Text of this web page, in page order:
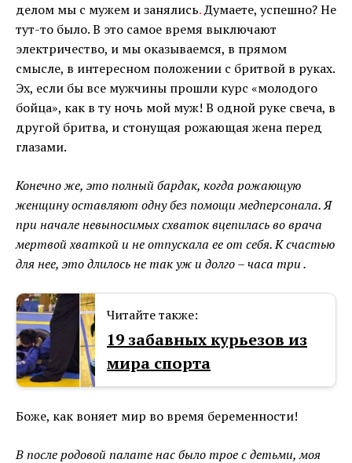
делом мы с мужем и занялись.Думаете, успешно? Не
тут-то было. В это самое время выключают
электричество, и мы оказываемся, в прямом
смысле, в интересном положении с бритвой в руках.
Эх, если бы все мужчины прошли курс «молодого
бойца», как в ту ночь мой муж! В одной руке свеча, в
другой бритва, и стонущая рожающая жена перед
глазами.
Конечно же, это полный бардак, когда рожающую
женщину оставляют одну без помощи медперсонала. Я
при начале невыносимых схваток вцепилась во врача
мертвой хваткой и не отпускала ее от себя. К счастью
для нее, это длилось не так уж и долго – часа три .
Читайте также:
19 забавных курьезов из
мира спорта
Боже, как воняет мир во время беременности!
В после родовой палате нас было трое с детьми, моя